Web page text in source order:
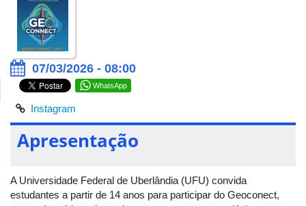
07/03/2026 - 08:00
WhatsApp
Instagram
Apresentação
A Universidade Federal de Uberlândia (UFU) convida
estudantes a partir de 14 anos para participar do Geoconect,